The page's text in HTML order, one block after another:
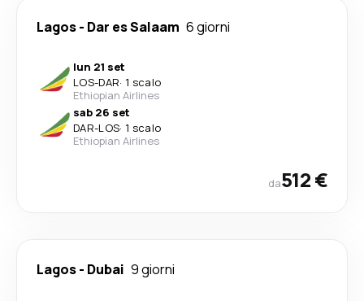
Lagos- Dar es Salaam 6 giorni
lun 21 set
LOS-DAR· 1 scalo
Ethiopian Airlines
sab 26 set
DAR-LOS· 1 scalo
Ethiopian Airlines
da512 €
Lagos- Dubai 9 giorni